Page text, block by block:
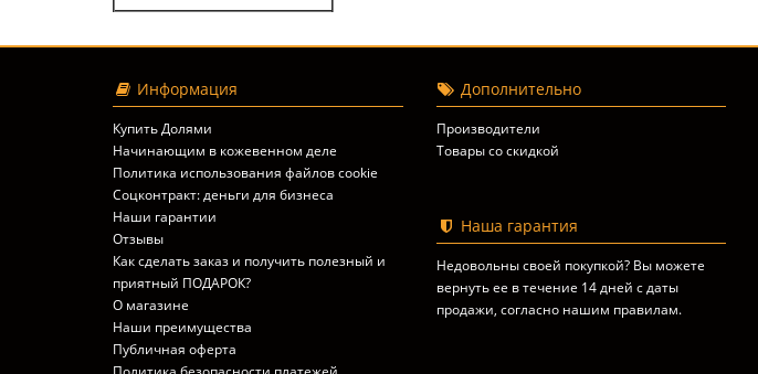
Информация
Купить Долями
Начинающим в кожевенном деле
Политика использования файлов cookie
Соцконтракт: деньги для бизнеса
Наши гарантии
Отзывы
Как сделать заказ и получить полезный и
приятный ПОДАРОК?
О магазине
Наши преимущества
Публичная оферта
Дополнительно
Производители
Товары со скидкой
Наша гарантия
Недовольны своей покупкой? Вы можете
вернуть ее в течение 14 дней с даты
продажи, согласно нашим правилам.